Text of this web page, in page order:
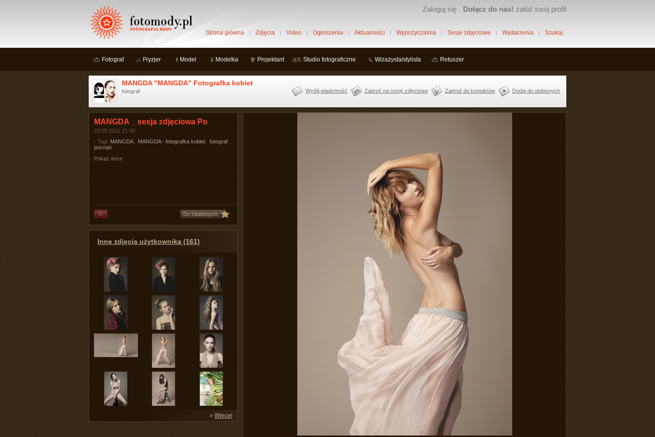
Zaloguj się Dołącz do nas! załóż swój profil
Strona główna Zdjęcia Video Ogłoszenia Aktualności Wypożyczalnia Sesje zdjęciowe Wydarzenia Szukaj
Fotograf Fryzjer Model Modelka Projektant Studio fotograficzne Wizażysta/stylista Retuszer
MANGDA "MANGDA" Fotografka kobiet
fotograf Wyślij wiadomość Zaproś na sesję zdjęciową Zaproś do kontaktów Dodaj do ulubionych
MANGDA _ sesja zdjęciowa Po
23.09.2012 21:48
Tagi: MANGDA MANGDA - fotografka kobiet
fotograf
poznań
Pokaż duże
Do Ulubionych
Inne zdjęcia użytkownika (161)
» Więcej